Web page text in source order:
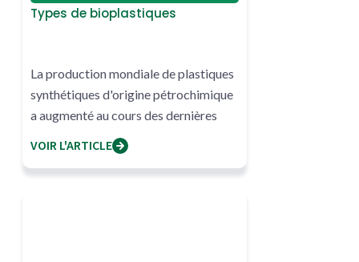
Types de bioplastiques
La production mondiale de plastiques
synthétiques d'origine pétrochimique
a augmenté au cours des dernières
VOIR L'ARTICLE